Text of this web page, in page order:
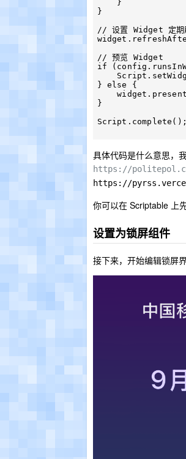
}
// 设置 Widget 定期
// 预览 Widget
if
} else {
    widget.presentMedium();
}
Script.complete();
具体代码是什么意思，
https://
https://
你可以在 Scriptable 上
设置为锁屏组件
接下来，开始编辑锁屏